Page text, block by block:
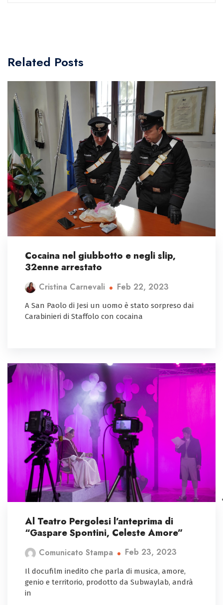
Related Posts
Cocaina nel giubbotto e negli slip,
32enne arrestato
Cristina Carnevali Feb 22, 2023
A San Paolo di Jesi un uomo è stato sorpreso dai
Carabinieri di Staffolo con cocaina
Al Teatro Pergolesi l’anteprima di
“Gaspare Spontini, Celeste Amore”
Comunicato Stampa Feb 23, 2023
Il docufilm inedito che parla di musica, amore,
genio e territorio, prodotto da Subwaylab, andrà
in